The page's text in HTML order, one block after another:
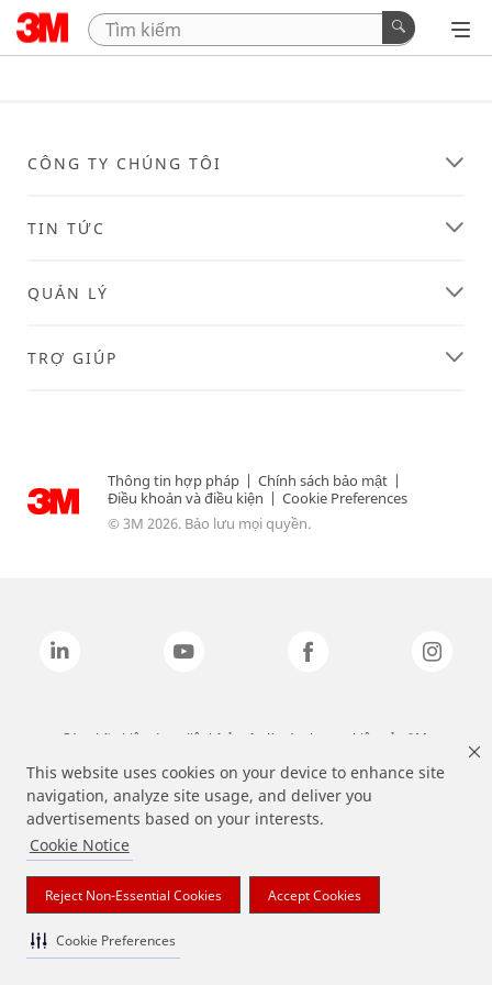
This website uses cookies on your device to enhance site
navigation, analyze site usage, and deliver you
advertisements based on your interests.
Cookie Notice
Reject Non-Essential Cookies Accept Cookies
Cookie Preferences
CÔNG TY CHÚNG TÔI
TIN TỨC
QUẢN LÝ
TRỢ GIÚP
Thông tin hợp pháp | Chính sách bảo mật |
Điều khoản và điều kiện | Cookie Preferences
© 3M 2026. Bảo lưu mọi quyền.
Các nhãn hiệu được liệt kê ở trên là các thương hiệu của 3M.